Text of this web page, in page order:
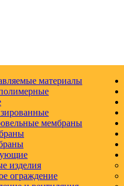
материалы
мембраны
изделия
ограждение